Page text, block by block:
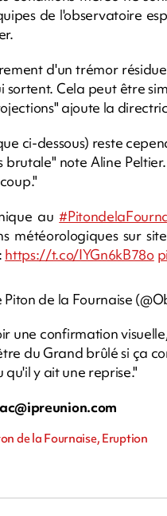
de l'observatoire
d'un trémor
sortent. Cela peut être
ajoute la
ci-dessous) reste
note Aline
au
météorologiques sur
https://t.co/IYGn6kB78o
de la Fournaise
une confirmation
du Grand brûlé si ça
y ait une reprise."
de la Fournaise, Eruption